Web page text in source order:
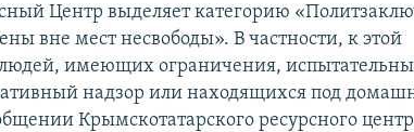
Центр выделяет категорию
вне мест несвободы». В частности, к этой
имеющих ограничения,
надзор или находящихся под
Крымскотатарского ресурсного